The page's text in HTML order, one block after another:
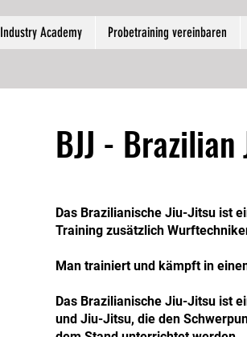
Industry Academy Probetraining vereinbaren
BJJ -
Das Brazilianische Jiu-Jitsu ist
Training zusätzlich
Man trainiert und kämpft in
Das Brazilianische Jiu-Jitsu ist
und Jiu-Jitsu, die den